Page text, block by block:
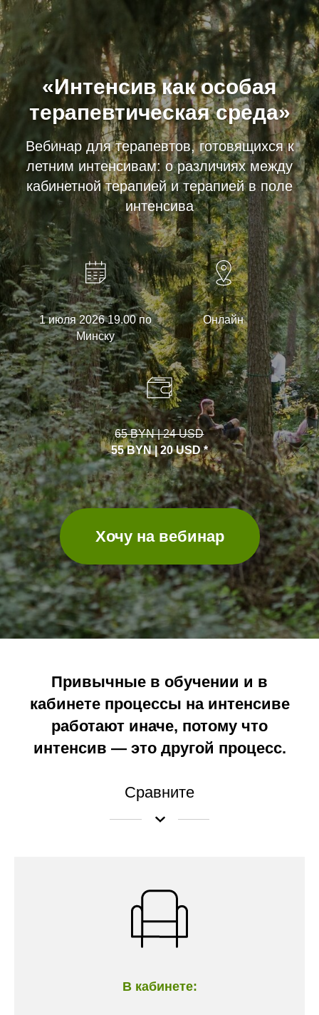
«Интенсив как особая
терапевтическая среда»
Вебинар для терапевтов, готовящихся к
летним интенсивам: о различиях между
кабинетной терапией и терапией в поле
интенсива
1 июля 2026 19.00 по
Минску
Онлайн
65 BYN | 24 USD
55 BYN | 20 USD *
Хочу на вебинар
Привычные в обучении и в
кабинете процессы на интенсиве
работают иначе, потому что
интенсив — это другой процесс.
Сравните
В кабинете: